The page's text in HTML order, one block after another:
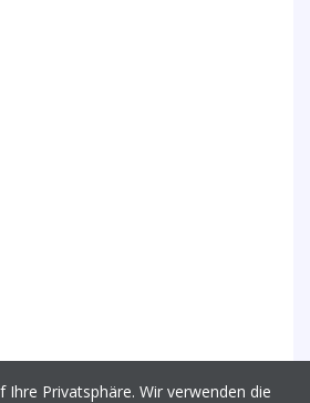
Ihre Privatsphäre. Wir verwenden die